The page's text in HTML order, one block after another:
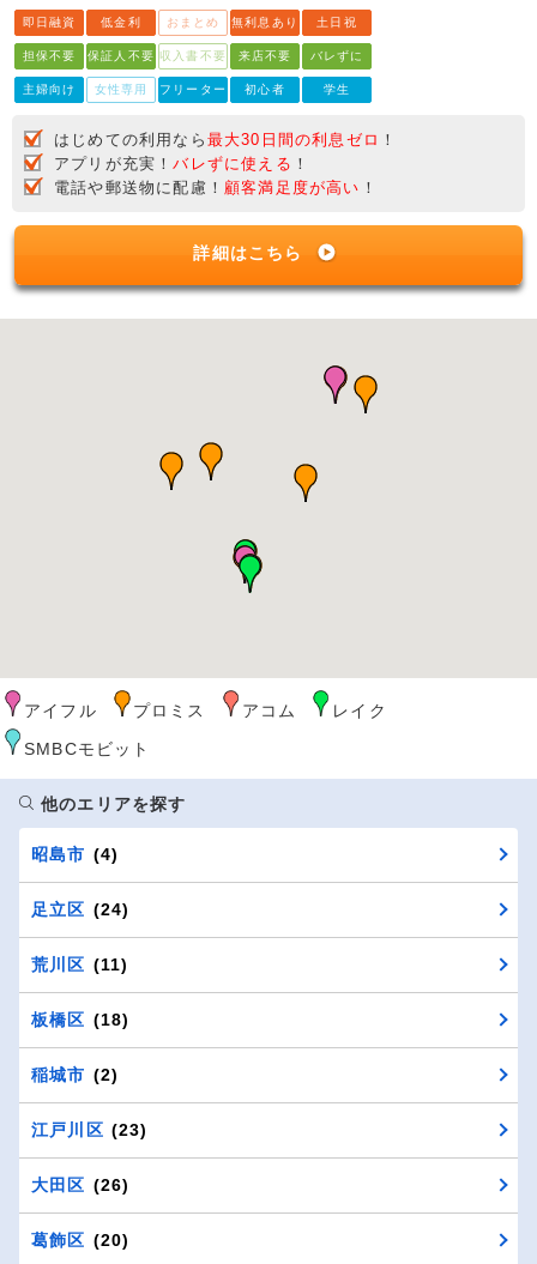
即日融資 低金利 おまとめ 無利息あり 土日祝
担保不要 保証人不要 収入書不要 来店不要 バレずに
主婦向け 女性専用 フリーター 初心者 学生
はじめての利用なら 最大30日間の利息ゼロ ！
アプリが充実！バレずに使える ！
電話や郵送物に配慮！ 顧客満足度が高い ！
詳細はこちら
アイフル プロミス アコム
レイク
SMBCモビット
他のエリアを探す
昭島市 (4)
足立区 (24)
荒川区 (11)
板橋区 (18)
稲城市 (2)
江戸川区 (23)
大田区 (26)
葛飾区 (20)